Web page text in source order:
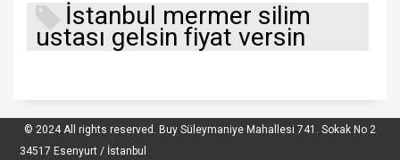
İstanbul mermer silim
ustası gelsin fiyat versin
© 2024 All rights reserved. Buy Süleymaniye Mahallesi 741. Sokak No 2
34517 Esenyurt / İstanbul